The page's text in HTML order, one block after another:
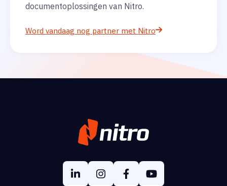
documentoplossingen van Nitro.
Word vandaag nog partner met Nitro